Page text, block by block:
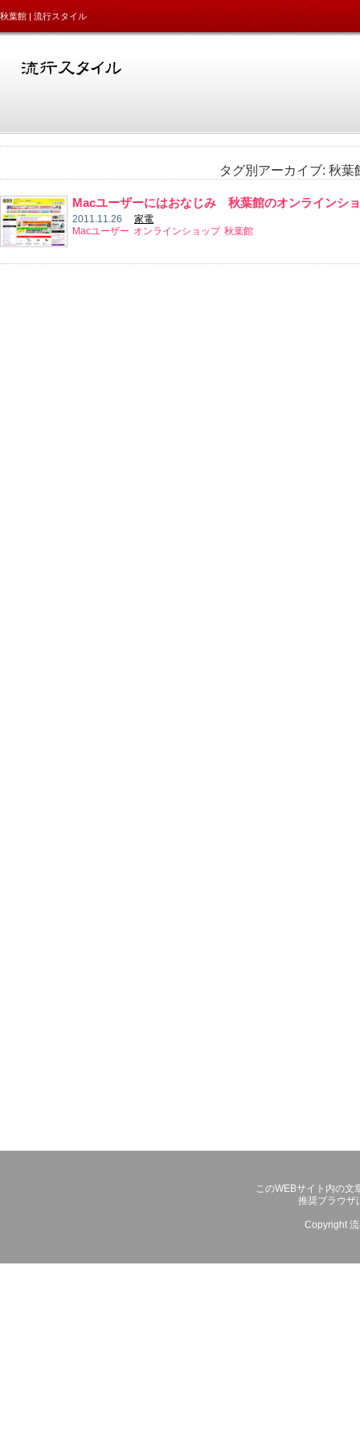
秋葉館 | 流行スタイル
タグ別アーカイブ: 秋葉
Macユーザーにはおなじみ 秋葉館のオンラインシ
2011.11.26
家電
Macユーザー オンラインショップ 秋葉館
このWEBサイト内の文
推奨ブラウザ
Copyright